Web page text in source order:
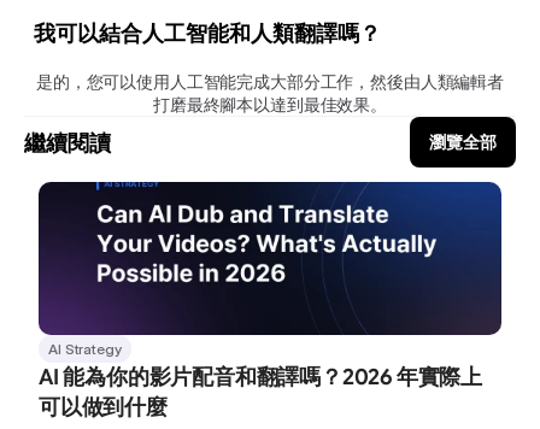
我可以結合人工智能和人類翻譯嗎？
是的，您可以使用人工智能完成大部分工作，然後由人類編輯者
打磨最終腳本以達到最佳效果。
繼續閱讀 瀏覽全部
AI Strategy
AI 能為你的影片配音和翻譯嗎？2026 年實際上
可以做到什麼